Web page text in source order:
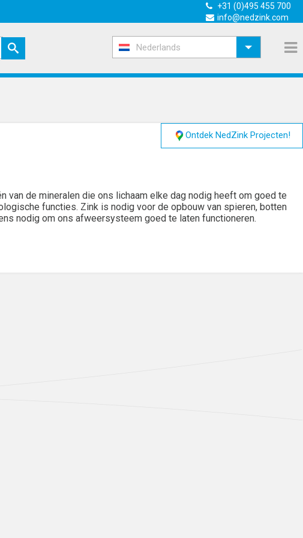
+31 (0)495 455 700
info@nedzink.com
Nederlands
van de mineralen die ons lichaam elke dag nodig heeft om goed te
functies. Zink is nodig voor de opbouw van spieren, botten
nodig om ons afweersysteem goed te laten functioneren.
Ontdek NedZink Projecten!